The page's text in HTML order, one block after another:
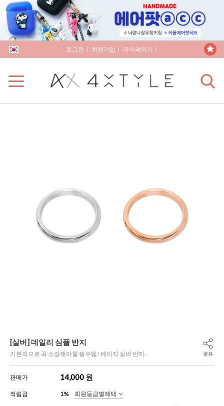
로그인 회원가입 마이페이지
[실버] 데일리 심플 반지
기본적으로 꼭 소장해야할 필수템! 베이직 실버 반지. 공유
판매가 14,000 원
적립금 1% 회원등급별혜택